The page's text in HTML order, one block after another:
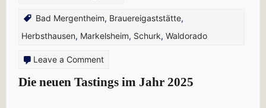
Bad Mergentheim, Brauereigaststätte,
Herbsthausen, Markelsheim, Schurk, Waldorado
Leave a Commenton
Die neuen Tastings im Jahr 2025